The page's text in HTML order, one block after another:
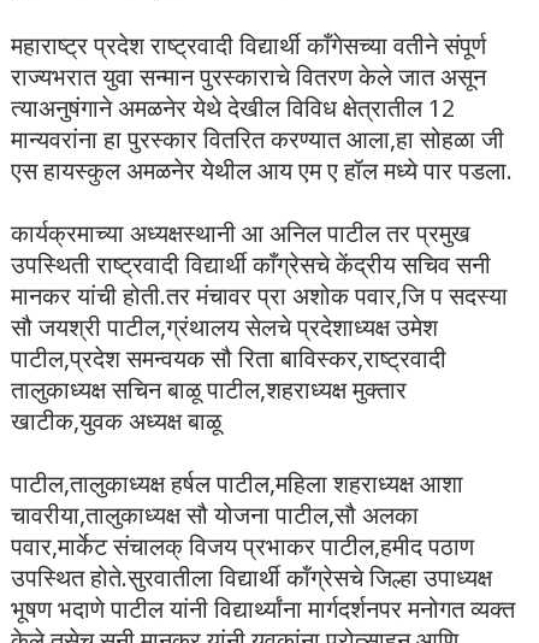
महाराष्ट्र प्रदेश राष्ट्रवादी विद्यार्थी काँगेसच्या वतीने संपूर्ण
राज्यभरात युवा सन्मान पुरस्काराचे वितरण केले जात असून
त्याअनुषंगाने अमळनेर येथे देखील विविध क्षेत्रातील 12
मान्यवरांना हा पुरस्कार वितरित करण्यात आला,हा सोहळा जी
एस हायस्कुल अमळनेर येथील आय एम ए हॉल मध्ये पार पडला.
कार्यक्रमाच्या अध्यक्षस्थानी आ अनिल पाटील तर प्रमुख
उपस्थिती राष्ट्रवादी विद्यार्थी काँग्रेसचे केंद्रीय सचिव सनी
मानकर यांची होती.तर मंचावर प्रा अशोक पवार,जि प सदस्या
सौ जयश्री पाटील,ग्रंथालय सेलचे प्रदेशाध्यक्ष उमेश
पाटील,प्रदेश समन्वयक सौ रिता बाविस्कर,राष्ट्रवादी
तालुकाध्यक्ष सचिन बाळू पाटील,शहराध्यक्ष मुक्तार
खाटीक,युवक अध्यक्ष बाळू
पाटील,तालुकाध्यक्ष हर्षल पाटील,महिला शहराध्यक्ष आशा
चावरीया,तालुकाध्यक्ष सौ योजना पाटील,सौ अलका
पवार,मार्केट संचालक् विजय प्रभाकर पाटील,हमीद पठाण
उपस्थित होते.सुरवातीला विद्यार्थी कॉंग्रेसचे जिल्हा उपाध्यक्ष
भूषण भदाणे पाटील यांनी विद्यार्थ्यांना मार्गदर्शनपर मनोगत व्यक्त